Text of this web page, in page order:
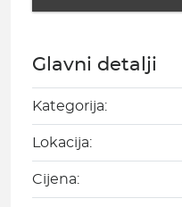
Glavni detalji
Kategorija:
Lokacija:
Cijena: